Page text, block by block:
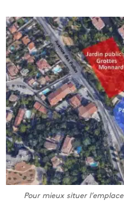
Pour mieux situer